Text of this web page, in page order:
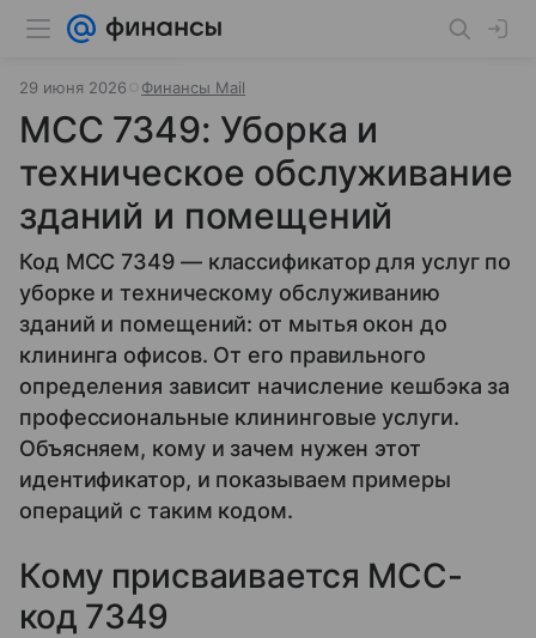
29 июня 2026 Финансы Mail
MCC 7349: Уборка и
техническое обслуживание
зданий и помещений
Код MCC 7349 — классификатор для услуг по
уборке и техническому обслуживанию
зданий и помещений: от мытья окон до
клининга офисов. От его правильного
определения зависит начисление кешбэка за
профессиональные клининговые услуги.
Объясняем, кому и зачем нужен этот
идентификатор, и показываем примеры
операций с таким кодом.
Кому присваивается MCC-
код 7349